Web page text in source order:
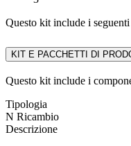
Questo kit include i
KIT E PACCHETTI DI
Questo kit include i
Tipologia
N Ricambio
Descrizione